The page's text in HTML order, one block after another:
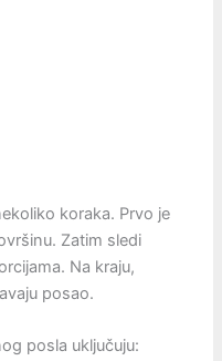
koraka. Prvo je
Zatim sledi
Na kraju,
posao.
posla uključuju: